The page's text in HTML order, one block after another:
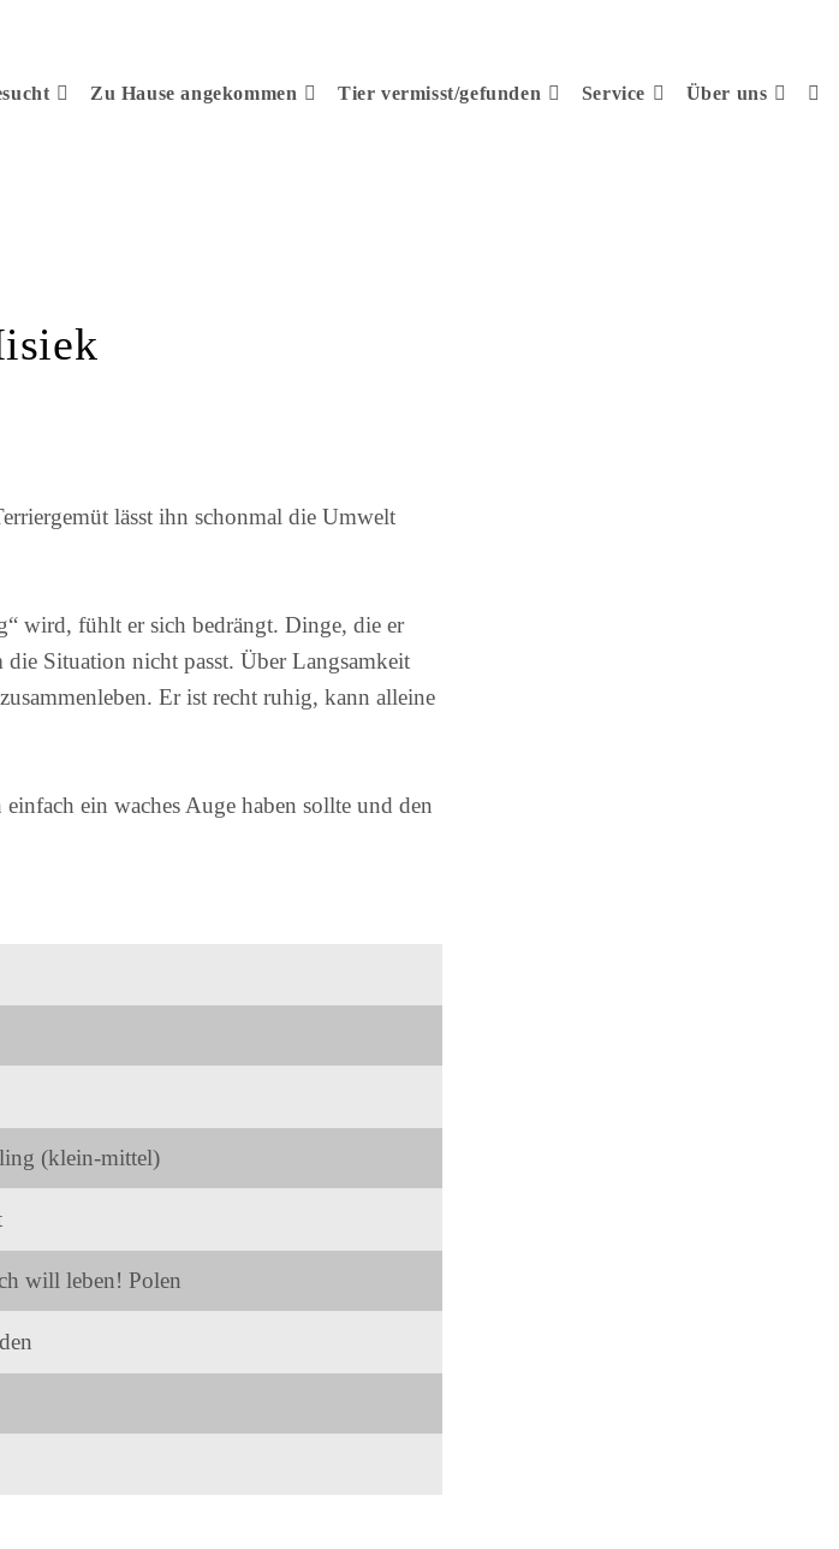
Zu Hause angekommen Tier vermisst/gefunden Service Über uns
lässt ihn schonmal die Umwelt
wird, fühlt er sich bedrängt. Dinge, die er
Situation nicht passt. Über Langsamkeit
Er ist recht ruhig, kann alleine
ein waches Auge haben sollte und den
(klein-mittel)
will leben! Polen